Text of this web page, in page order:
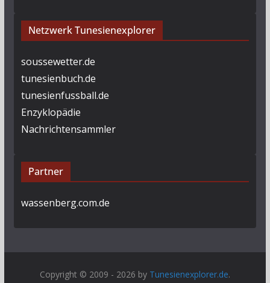
Netzwerk Tunesienexplorer
soussewetter.de
tunesienbuch.de
tunesienfussball.de
Enzyklopädie
Nachrichtensammler
Partner
wassenberg.com.de
Copyright © 2009 - 2026 by Tunesienexplorer.de.